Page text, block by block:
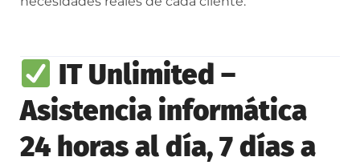
IT Unlimited –
Asistencia informática
24 horas al día, 7 días a